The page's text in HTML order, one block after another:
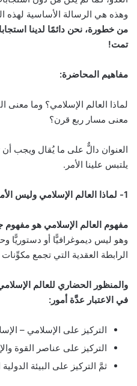
وهذه هي الرسالة الأساسية لهذه
من خطورة، نحن دائمًا لدينا
تمت!
مفاهيم المحاضرة:
لماذا العالم الإسلامي؟ وما معنى
معنى مسار ربع قرن؟
العنوان دالٌّ على ما يُقال ويجب
يلتبس علينا الأمر.
1- لماذا العالم الإسلامي وليس الأمة؟
مفهوم العالم الإسلامي هو
وهو ليس ديموغرافيًّا أو دستوريًّا
الرابطة العقدية التي تجمع
والمنظور الحضاري للعالم
في الاعتبار عدَّة أمور:
التركيز على الإسلامي –
التركيز على عناصر القوة
ثمَّ التركيز على البيئة